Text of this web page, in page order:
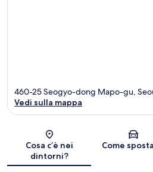
Mappa
460-25 Seogyo-dong Mapo-gu,
Vedi sulla mappa
Cosa c’è nei
dintorni?
Come